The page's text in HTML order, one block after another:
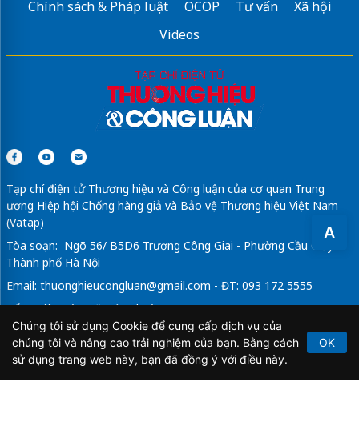
A
Chính sách & Pháp luật
OCOP Tư vấn
Xã hội
Videos
Tạp chí điện tử Thương hiệu và Công luận của cơ quan Trung
ương Hiệp hội Chống hàng giả và Bảo vệ Thương hiệu Việt Nam
(Vatap)
Tòa soạn: Ngõ 56/ B5D6 Trương Công Giai - Phường Cầu Giấy -
Thành phố Hà Nội
Email: thuonghieucongluan@gmail.com - ĐT: 093 172 5555
Tổng Biên Tập: Vũ Đức Thuận
Giấy phép hoạt động báo chí điện tử số 64/GP-BTTTT do Bộ
Thông tin và Truyền thông cấp ngày 21/2/2020.
Chúng tôi sử dụng Cookie để cung cấp dịch vụ của
chúng tôi và nâng cao trải nghiệm của bạn. Bằng cách
sử dụng trang web này, bạn đã đồng ý với điều này.
OK